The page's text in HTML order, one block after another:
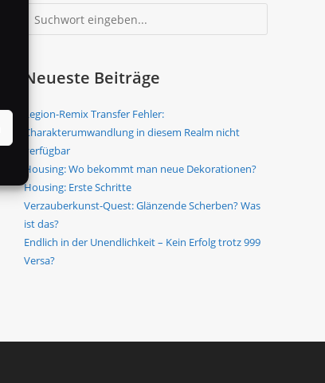
Suchen
Neueste Beiträge
Legion-Remix Transfer Fehler:
Charakterumwandlung in diesem Realm nicht
verfügbar
Housing: Wo bekommt man neue Dekorationen?
Housing: Erste Schritte
Verzauberkunst-Quest: Glänzende Scherben? Was
ist das?
Endlich in der Unendlichkeit – Kein Erfolg trotz 999
Versa?